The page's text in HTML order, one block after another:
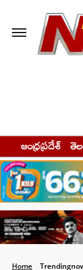
ఆంధ్రప్రదేశ్
Home